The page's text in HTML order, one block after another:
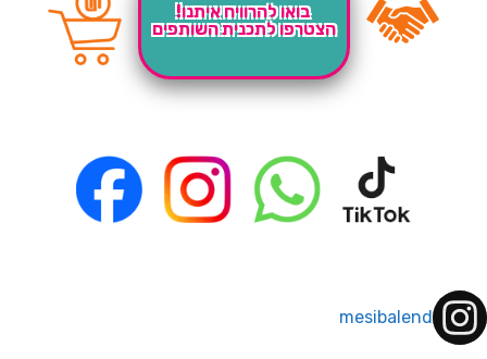
בואו להרוויח איתנו!
הצטרפו לתכנית השותפים
mesibalend